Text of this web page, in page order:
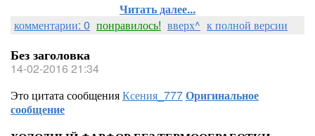
Читать далее...
комментарии: 0 понравилось! вверх^ к полной версии
Без заголовка
14-02-2016 21:34
Это цитата сообщенияКсения_777Оригинальное
сообщение